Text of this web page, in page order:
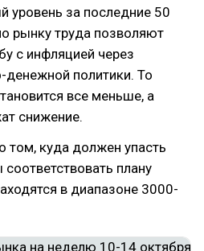
уровень за последние 50
рынку труда позволяют
с инфляцией через
денежной политики. То
все меньше, а
снижение.
том, куда должен упасть
плану
в диапазоне 3000-